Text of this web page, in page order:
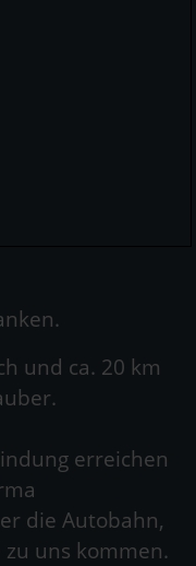
und ca. 20 km
erreichen
die Autobahn,
zu uns kommen.